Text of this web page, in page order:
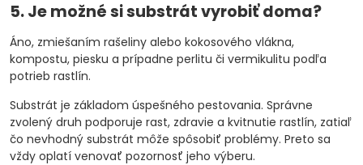
5. Je možné si substrát vyrobiť doma?
Áno, zmiešaním rašeliny alebo kokosového vlákna,
kompostu, piesku a prípadne perlitu či vermikulitu podľa
potrieb rastlín.
Substrát je základom úspešného pestovania. Správne
zvolený druh podporuje rast, zdravie a kvitnutie rastlín, zatiaľ
čo nevhodný substrát môže spôsobiť problémy. Preto sa
vždy oplatí venovať pozornosť jeho výberu.